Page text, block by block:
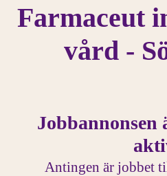
Farmaceut
vård -
Jobbannonsen
Antingen är jobbet